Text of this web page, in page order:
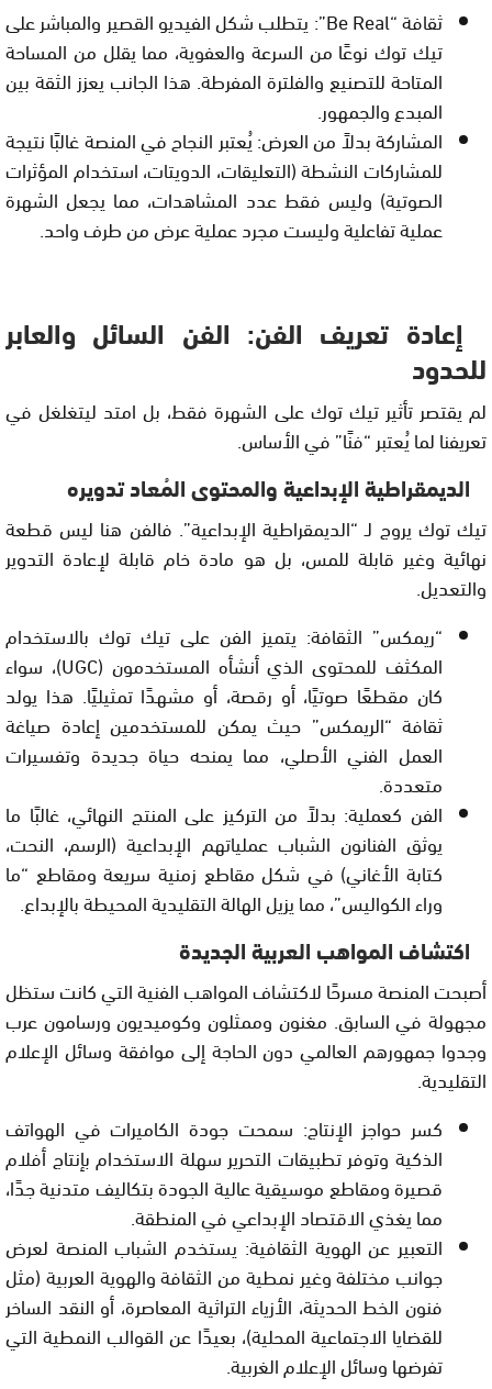
ثقافة “Be Real”: يتطلب شكل الفيديو القصير والمباشر على
تيك توك نوعًا من السرعة والعفوية، مما يقلل من المساحة
المتاحة للتصنيع والفلترة المفرطة. هذا الجانب يعزز الثقة بين
المبدع والجمهور.
المشاركة بدلاً من العرض: يُعتبر النجاح في المنصة غالبًا نتيجة
للمشاركات النشطة (التعليقات، الدويتات، استخدام المؤثرات
الصوتية) وليس فقط عدد المشاهدات، مما يجعل الشهرة
عملية تفاعلية وليست مجرد عملية عرض من طرف واحد.
إعادة تعريف الفن: الفن السائل والعابر
للحدود
لم يقتصر تأثير تيك توك على الشهرة فقط، بل امتد ليتغلغل في
تعريفنا لما يُعتبر “فنًا” في الأساس.
الديمقراطية الإبداعية والمحتوى المُعاد تدويره
تيك توك يروج لـ “الديمقراطية الإبداعية”. فالفن هنا ليس قطعة
نهائية وغير قابلة للمس، بل هو مادة خام قابلة لإعادة التدوير
والتعديل.
“ريمكس” الثقافة: يتميز الفن على تيك توك بالاستخدام
المكثف للمحتوى الذي أنشأه المستخدمون (UGC)، سواء
كان مقطعًا صوتيًا، أو رقصة، أو مشهدًا تمثيليًا. هذا يولد
ثقافة “الريمكس” حيث يمكن للمستخدمين إعادة صياغة
العمل الفني الأصلي، مما يمنحه حياة جديدة وتفسيرات
متعددة.
الفن كعملية: بدلاً من التركيز على المنتج النهائي، غالبًا ما
يوثق الفنانون الشباب عملياتهم الإبداعية (الرسم، النحت،
كتابة الأغاني) في شكل مقاطع زمنية سريعة ومقاطع “ما
وراء الكواليس”، مما يزيل الهالة التقليدية المحيطة بالإبداع.
اكتشاف المواهب العربية الجديدة
أصبحت المنصة مسرحًا لاكتشاف المواهب الفنية التي كانت ستظل
مجهولة في السابق. مغنون وممثلون وكوميديون ورسامون عرب
وجدوا جمهورهم العالمي دون الحاجة إلى موافقة وسائل الإعلام
التقليدية.
كسر حواجز الإنتاج: سمحت جودة الكاميرات في الهواتف
الذكية وتوفر تطبيقات التحرير سهلة الاستخدام بإنتاج أفلام
قصيرة ومقاطع موسيقية عالية الجودة بتكاليف متدنية جدًا،
مما يغذي الاقتصاد الإبداعي في المنطقة.
التعبير عن الهوية الثقافية: يستخدم الشباب المنصة لعرض
جوانب مختلفة وغير نمطية من الثقافة والهوية العربية (مثل
فنون الخط الحديثة، الأزياء التراثية المعاصرة، أو النقد الساخر
للقضايا الاجتماعية المحلية)، بعيدًا عن القوالب النمطية التي
تفرضها وسائل الإعلام الغربية.